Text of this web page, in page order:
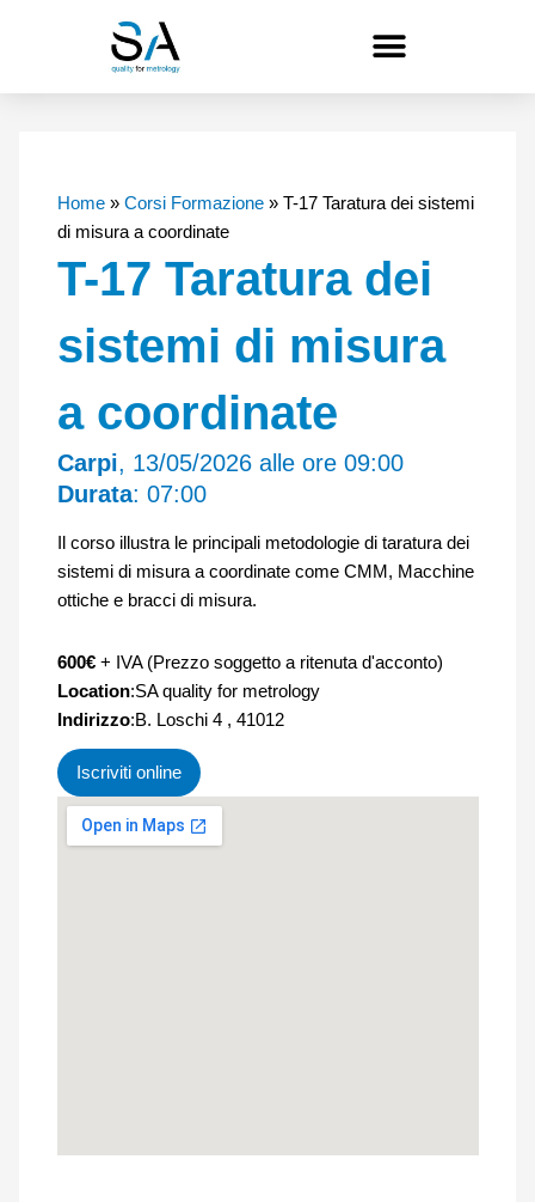
Home» Corsi Formazione» T-17 Taratura dei sistemi
di misura a coordinate
T-17 Taratura dei
sistemi di misura
a coordinate
Carpi, 13/05/2026 alle ore 09:00
Durata: 07:00
Il corso illustra le principali metodologie di taratura dei
sistemi di misura a coordinate come CMM, Macchine
ottiche e bracci di misura.
600€+ IVA (Prezzo soggetto a ritenuta d'acconto)
Location:SA quality for metrology
Indirizzo:B. Loschi 4 , 41012
Iscriviti online